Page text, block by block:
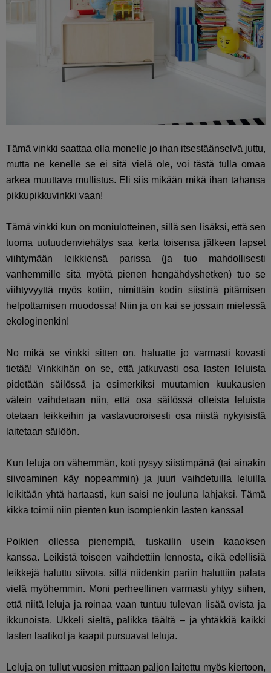
Tämä vinkki saattaa olla monelle jo ihan itsestäänselvä juttu,
mutta ne kenelle se ei sitä vielä ole, voi tästä tulla omaa
arkea muuttava mullistus. Eli siis mikään mikä ihan tahansa
pikkupikkuvinkki vaan!
Tämä vinkki kun on moniulotteinen, sillä sen lisäksi, että sen
tuoma uutuudenviehätys saa kerta toisensa jälkeen lapset
viihtymään leikkiensä parissa (ja tuo mahdollisesti
vanhemmille sitä myötä pienen hengähdyshetken) tuo se
viihtyvyyttä myös kotiin, nimittäin kodin siistinä pitämisen
helpottamisen muodossa! Niin ja on kai se jossain mielessä
ekologinenkin!
No mikä se vinkki sitten on, haluatte jo varmasti kovasti
tietää! Vinkkihän on se, että jatkuvasti osa lasten leluista
pidetään säilössä ja esimerkiksi muutamien kuukausien
välein vaihdetaan niin, että osa säilössä olleista leluista
otetaan leikkeihin ja vastavuoroisesti osa niistä nykyisistä
laitetaan säilöön.
Kun leluja on vähemmän, koti pysyy siistimpänä (tai ainakin
siivoaminen käy nopeammin) ja juuri vaihdetuilla leluilla
leikitään yhtä hartaasti, kun saisi ne jouluna lahjaksi. Tämä
kikka toimii niin pienten kun isompienkin lasten kanssa!
Poikien ollessa pienempiä, tuskailin usein kaaoksen
kanssa. Leikistä toiseen vaihdettiin lennosta, eikä edellisiä
leikkejä haluttu siivota, sillä niidenkin pariin haluttiin palata
vielä myöhemmin. Moni perheellinen varmasti yhtyy siihen,
että niitä leluja ja roinaa vaan tuntuu tulevan lisää ovista ja
ikkunoista. Ukkeli sieltä, palikka täältä – ja yhtäkkiä kaikki
lasten laatikot ja kaapit pursuavat leluja.
Leluja on tullut vuosien mittaan paljon laitettu myös kiertoon,